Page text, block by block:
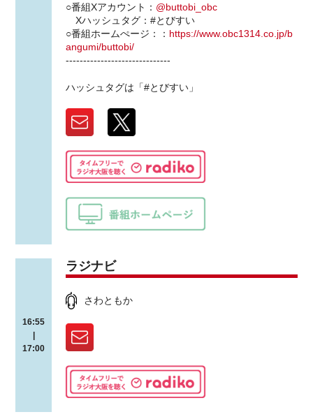
○番組Xアカウント： @buttobi_obc
Xハッシュタグ：#とびすい
○番組ホームぺージ：： https://www.obc1314.co.jp/b
angumi/buttobi/
------------------------------
ハッシュタグは「#とびすい」
16:55
|
17:00
ラジナビ
さわともか